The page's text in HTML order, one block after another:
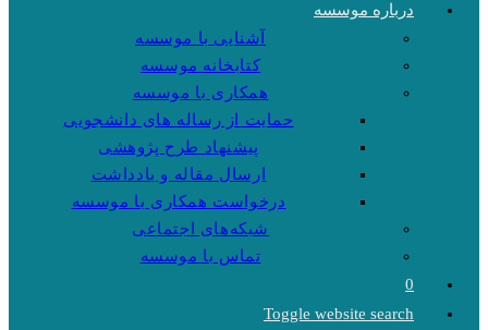
درباره موسسه
آشنایی با موسسه
کتابخانه موسسه
همکاری با موسسه
حمایت از رساله های دانشجویی
پیشنهاد طرح پژوهشی
ارسال مقاله و یادداشت
درخواست همکاری با موسسه
شبکه‌های اجتماعی
تماس با موسسه
0
Toggle website search